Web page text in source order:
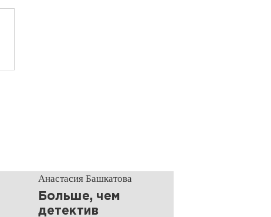
Анастасия Башкатова
Больше, чем
детектив